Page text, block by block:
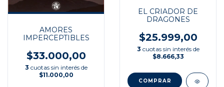
AMORES
IMPERCEPTIBLES
$33.000,00
3 cuotas sin interés de
$11.000,00
EL CRIADOR DE
DRAGONES
$25.999,00
3 cuotas sin interés de
$8.666,33